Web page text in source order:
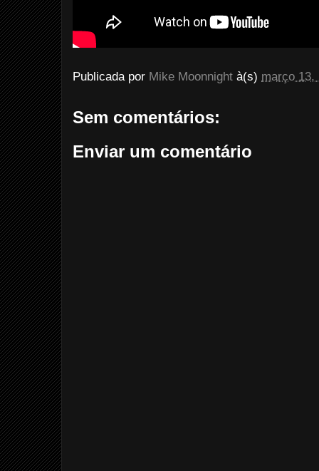
Publicada por Mike Moonnight à(s) março 13,
Sem comentários:
Enviar um comentário